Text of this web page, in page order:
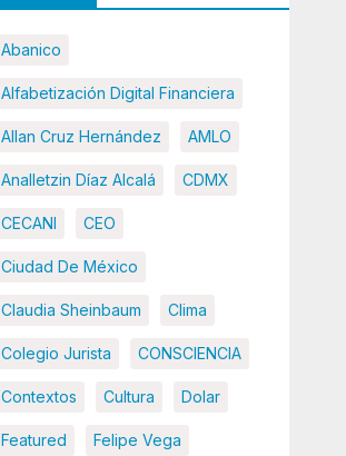
Abanico
Alfabetización Digital Financiera
Allan Cruz Hernández AMLO
Analletzin Díaz Alcalá CDMX
CECANI CEO
Ciudad De México
Claudia Sheinbaum Clima
Colegio Jurista CONSCIENCIA
Contextos Cultura Dolar
Featured Felipe Vega